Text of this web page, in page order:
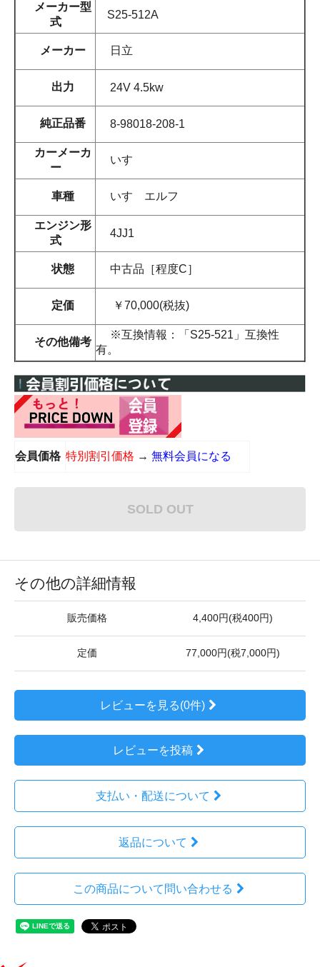
メーカー型
式
S25-512A
メーカー 日立
出力 24V 4.5kw
純正品番 8-98018-208-1
カーメーカ
ー
いすゞ
車種 いすゞエルフ
エンジン形
式
4JJ1
状態 中古品［程度C］
定価 ￥70,000(税抜)
その他備考
※互換情報：「S25-521」互換性
有。
会員価格 特別割引価格 → 無料会員になる
SOLD OUT
その他の詳細情報
販売価格 4,400円(税400円)
定価 77,000円(税7,000円)
レビューを見る(0件)
レビューを投稿
支払い・配送について
返品について
この商品について問い合わせる